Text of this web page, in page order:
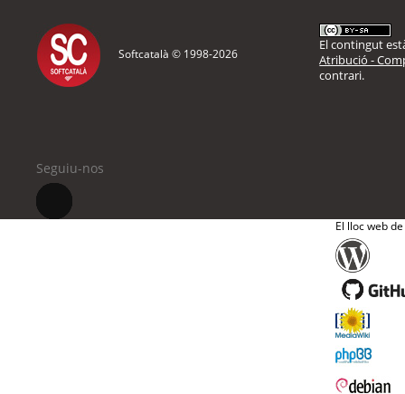
Softcatalà © 1998-2026
El contingut
Atribució -
contrari.
Seguiu-nos
El lloc web